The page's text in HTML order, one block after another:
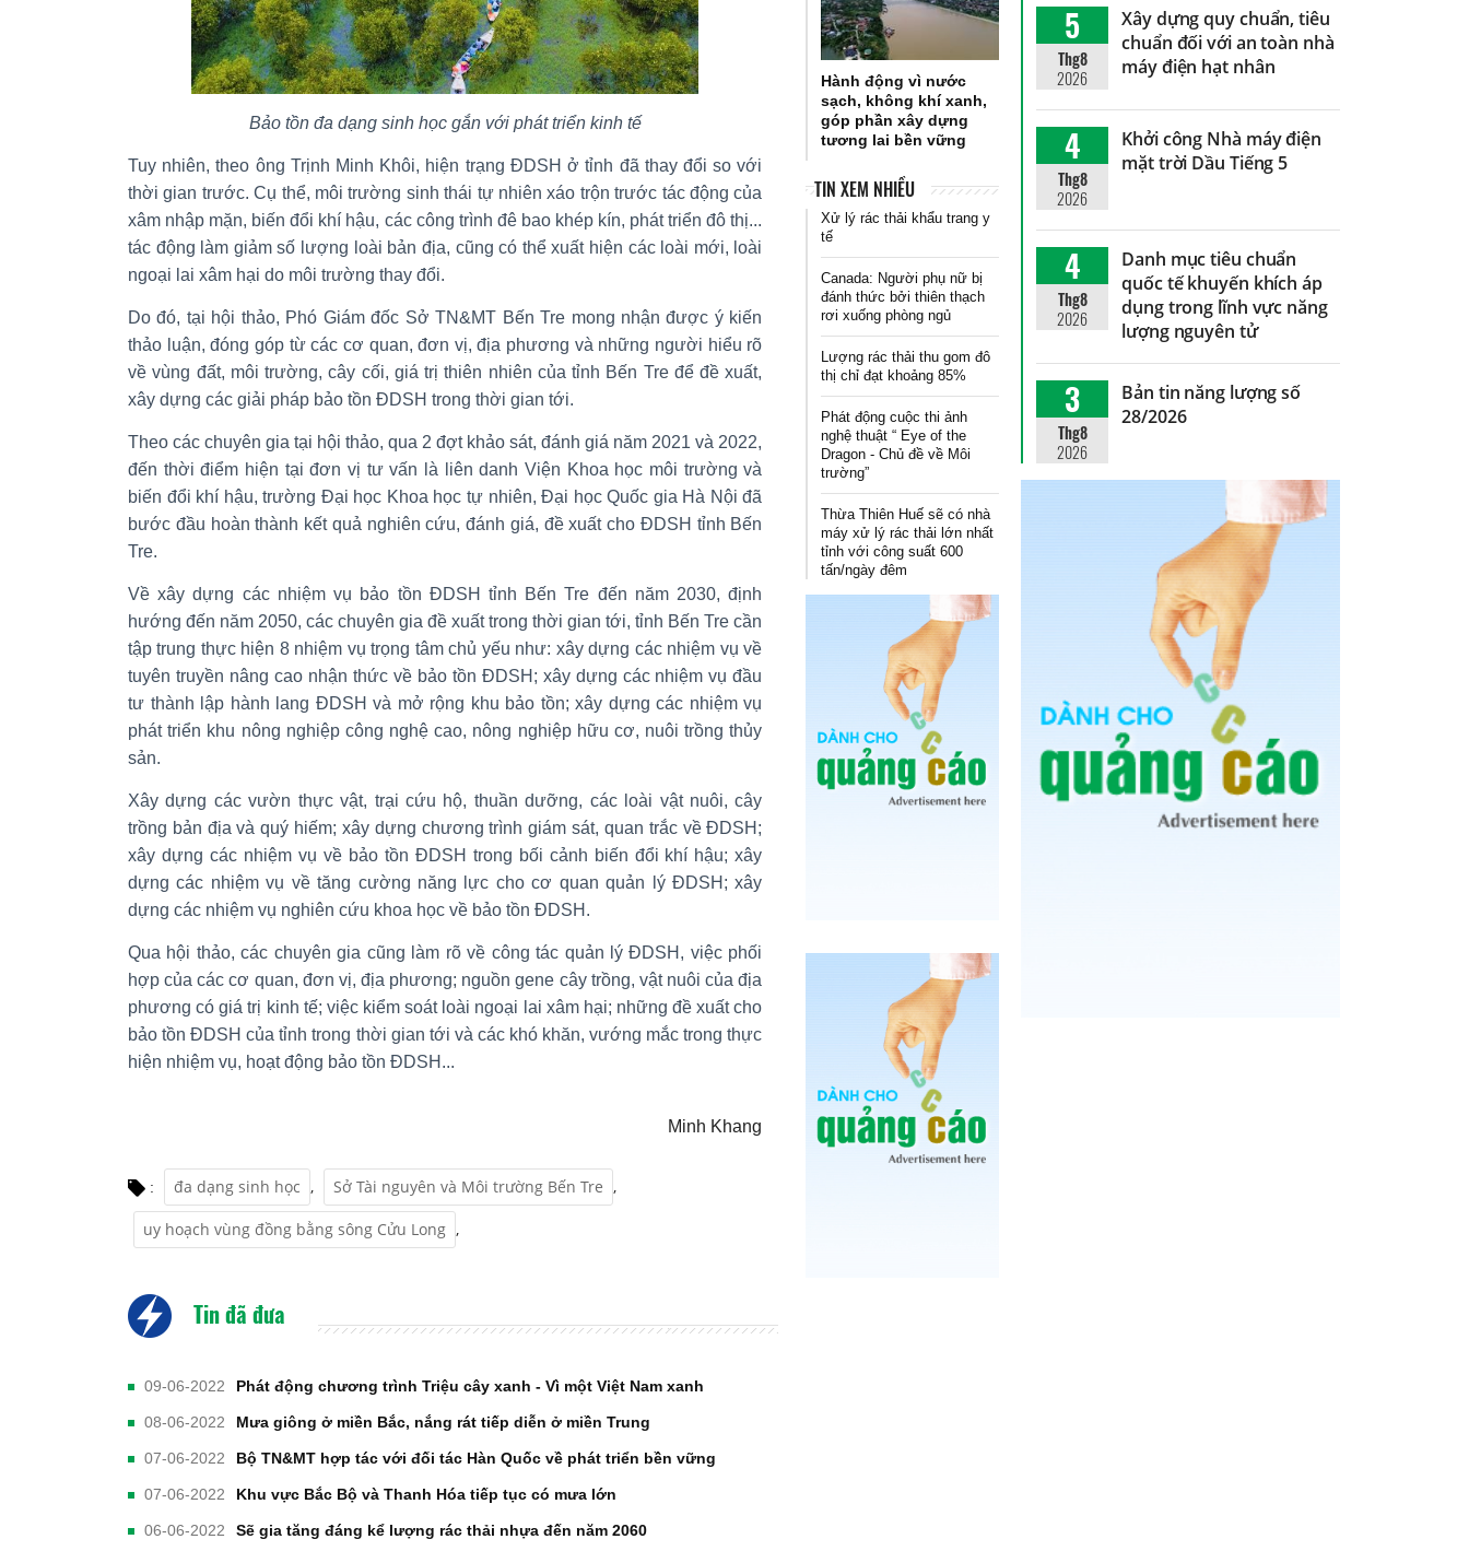
Bảo tồn đa dạng sinh học gắn với phát triển kinh tế
Tuy nhiên, theo ông Trịnh Minh Khôi, hiện trạng ĐDSH ở tỉnh đã thay đổi so với
thời gian trước. Cụ thể, môi trường sinh thái tự nhiên xáo trộn trước tác động của
xâm nhập mặn, biến đổi khí hậu, các công trình đê bao khép kín, phát triển đô thị...
tác động làm giảm số lượng loài bản địa, cũng có thể xuất hiện các loài mới, loài
ngoại lai xâm hại do môi trường thay đổi.
Do đó, tại hội thảo, Phó Giám đốc Sở TN&MT Bến Tre mong nhận được ý kiến
thảo luận, đóng góp từ các cơ quan, đơn vị, địa phương và những người hiểu rõ
về vùng đất, môi trường, cây cối, giá trị thiên nhiên của tỉnh Bến Tre để đề xuất,
xây dựng các giải pháp bảo tồn ĐDSH trong thời gian tới.
Theo các chuyên gia tại hội thảo, qua 2 đợt khảo sát, đánh giá năm 2021 và 2022,
đến thời điểm hiện tại đơn vị tư vấn là liên danh Viện Khoa học môi trường và
biến đổi khí hậu, trường Đại học Khoa học tự nhiên, Đại học Quốc gia Hà Nội đã
bước đầu hoàn thành kết quả nghiên cứu, đánh giá, đề xuất cho ĐDSH tỉnh Bến
Tre.
Về xây dựng các nhiệm vụ bảo tồn ĐDSH tỉnh Bến Tre đến năm 2030, định
hướng đến năm 2050, các chuyên gia đề xuất trong thời gian tới, tỉnh Bến Tre cần
tập trung thực hiện 8 nhiệm vụ trọng tâm chủ yếu như: xây dựng các nhiệm vụ về
tuyên truyền nâng cao nhận thức về bảo tồn ĐDSH; xây dựng các nhiệm vụ đầu
tư thành lập hành lang ĐDSH và mở rộng khu bảo tồn; xây dựng các nhiệm vụ
phát triển khu nông nghiệp công nghệ cao, nông nghiệp hữu cơ, nuôi trồng thủy
sản.
Xây dựng các vườn thực vật, trại cứu hộ, thuần dưỡng, các loài vật nuôi, cây
trồng bản địa và quý hiếm; xây dựng chương trình giám sát, quan trắc về ĐDSH;
xây dựng các nhiệm vụ về bảo tồn ĐDSH trong bối cảnh biến đổi khí hậu; xây
dựng các nhiệm vụ về tăng cường năng lực cho cơ quan quản lý ĐDSH; xây
dựng các nhiệm vụ nghiên cứu khoa học về bảo tồn ĐDSH.
Qua hội thảo, các chuyên gia cũng làm rõ về công tác quản lý ĐDSH, việc phối
hợp của các cơ quan, đơn vị, địa phương; nguồn gene cây trồng, vật nuôi của địa
phương có giá trị kinh tế; việc kiểm soát loài ngoại lai xâm hại; những đề xuất cho
bảo tồn ĐDSH của tỉnh trong thời gian tới và các khó khăn, vướng mắc trong thực
hiện nhiệm vụ, hoạt động bảo tồn ĐDSH...
Minh Khang
: đa dạng sinh học , Sở Tài nguyên và Môi trường Bến Tre ,
uy hoạch vùng đồng bằng sông Cửu Long ,
Tin đã đưa
09-06-2022 Phát động chương trình Triệu cây xanh - Vì một Việt Nam xanh
08-06-2022 Mưa giông ở miền Bắc, nắng rát tiếp diễn ở miền Trung
07-06-2022 Bộ TN&MT hợp tác với đối tác Hàn Quốc về phát triển bền vững
07-06-2022 Khu vực Bắc Bộ và Thanh Hóa tiếp tục có mưa lớn
06-06-2022 Sẽ gia tăng đáng kể lượng rác thải nhựa đến năm 2060
Hành động vì nước
sạch, không khí xanh,
góp phần xây dựng
tương lai bền vững
TIN XEM NHIỀU
Xử lý rác thải khẩu trang y
tế
Canada: Người phụ nữ bị
đánh thức bởi thiên thạch
rơi xuống phòng ngủ
Lượng rác thải thu gom đô
thị chỉ đạt khoảng 85%
Phát động cuộc thi ảnh
nghệ thuật “ Eye of the
Dragon - Chủ đề về Môi
trường”
Thừa Thiên Huế sẽ có nhà
máy xử lý rác thải lớn nhất
tỉnh với công suất 600
tấn/ngày đêm
5
Thg8
2026
Xây dựng quy chuẩn, tiêu
chuẩn đối với an toàn nhà
máy điện hạt nhân
4
Thg8
2026
Khởi công Nhà máy điện
mặt trời Dầu Tiếng 5
4
Thg8
2026
Danh mục tiêu chuẩn
quốc tế khuyến khích áp
dụng trong lĩnh vực năng
lượng nguyên tử
3
Thg8
2026
Bản tin năng lượng số
28/2026